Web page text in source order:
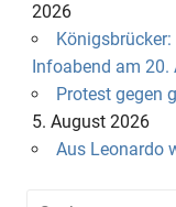
2026
Infoabend am 20.
Protest gegen
5. August 2026
Aus Leonardo